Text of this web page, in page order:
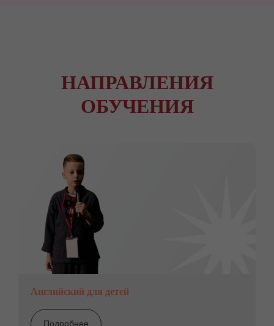
НАПРАВЛЕНИЯ
ОБУЧЕНИЯ
Английский для детей
Подробнее